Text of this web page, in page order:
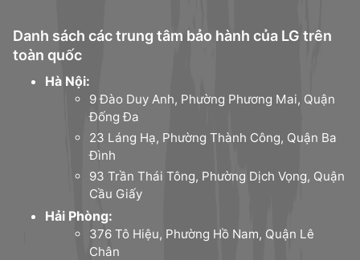
Danh sách các trung tâm bảo hành của LG trên
toàn quốc
Hà Nội:
9 Đào Duy Anh, Phường Phương Mai, Quận
Đống Đa
23 Láng Hạ, Phường Thành Công, Quận Ba
Đình
93 Trần Thái Tông, Phường Dịch Vọng, Quận
Cầu Giấy
Hải Phòng:
376 Tô Hiệu, Phường Hồ Nam, Quận Lê
Chân